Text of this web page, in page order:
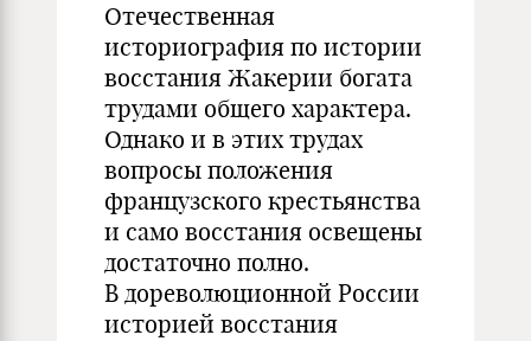
Отечественная
историография по истории
восстания Жакерии богата
трудами общего характера.
Однако и в этих трудах
вопросы положения
французского крестьянства
и само восстания освещены
достаточно полно.
В дореволюционной России
историей восстания